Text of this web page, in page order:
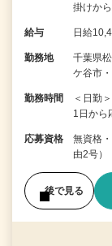
掛けか
給与 日給
勤務地
千葉県
ケ谷市
勤務時間
＜日勤
1日か
応募資格
無資格
由2号）
後で見る